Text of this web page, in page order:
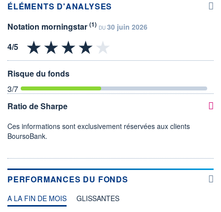
ÉLÉMENTS D'ANALYSES
Notation morningstar (1) DU 30 juin 2026
Risque du fonds
3/7
Ratio de Sharpe
Ces informations sont exclusivement réservées aux clients
BoursoBank.
PERFORMANCES DU FONDS
A LA FIN DE MOIS GLISSANTES